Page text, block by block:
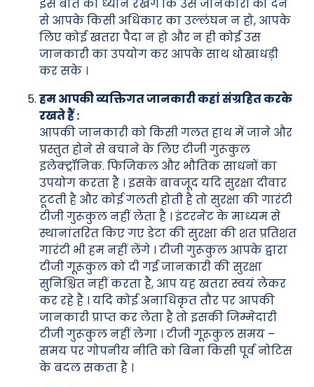
इस बात का ध्यान रखेंगे कि उस जानकारी को देने
से आपके किसी अधिकार का उल्लंघन न हो, आपके
लिए कोई खतरा पैदा न हो और न ही कोई उस
जानकारी का उपयोग कर आपके साथ धोखाधड़ी
कर सके ।
हम आपकी व्यक्तिगत जानकारी कहां संग्रहित करके
रखते हैं :
आपकी जानकारी को किसी गलत हाथ में जाने और
प्रस्तुत होने से बचाने के लिए टीजी गुरूकुल
इलेक्ट्रॉनिक. फिजिकल और भौतिक साधनों का
उपयोग करता है । इसके बावजूद यदि सुरक्षा दीवार
टूटती है और कोई गलती होती है तो सुरक्षा की गारंटी
टीजी गुरूकुल नहीं लेता है । इंटरनेट के माध्यम से
स्थानांतरित किए गए डेटा की सुरक्षा की शत प्रतिशत
गारंटी भी हम नहीं लेंगे । टीजी गुरूकुल आपके द्वारा
टीजी गूरूकुल को दी गई जानकारी की सुरक्षा
सुनिश्चित नहीं करता है, आप यह खतरा स्वयं लेकर
कर रहे हैं । यदि कोई अनाधिकृत तौर पर आपकी
जानकारी प्राप्त कर लेता है तो इसकी जिम्मेदारी
टीजी गुरूकुल नहीं लेगा । टीजी गूरूकुल समय –
समय पर गोपनीय नीति को बिना किसी पूर्व नोटिस
के बदल सकता है ।